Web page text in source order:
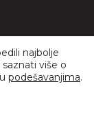
najbolje
više o
podešavanjima.